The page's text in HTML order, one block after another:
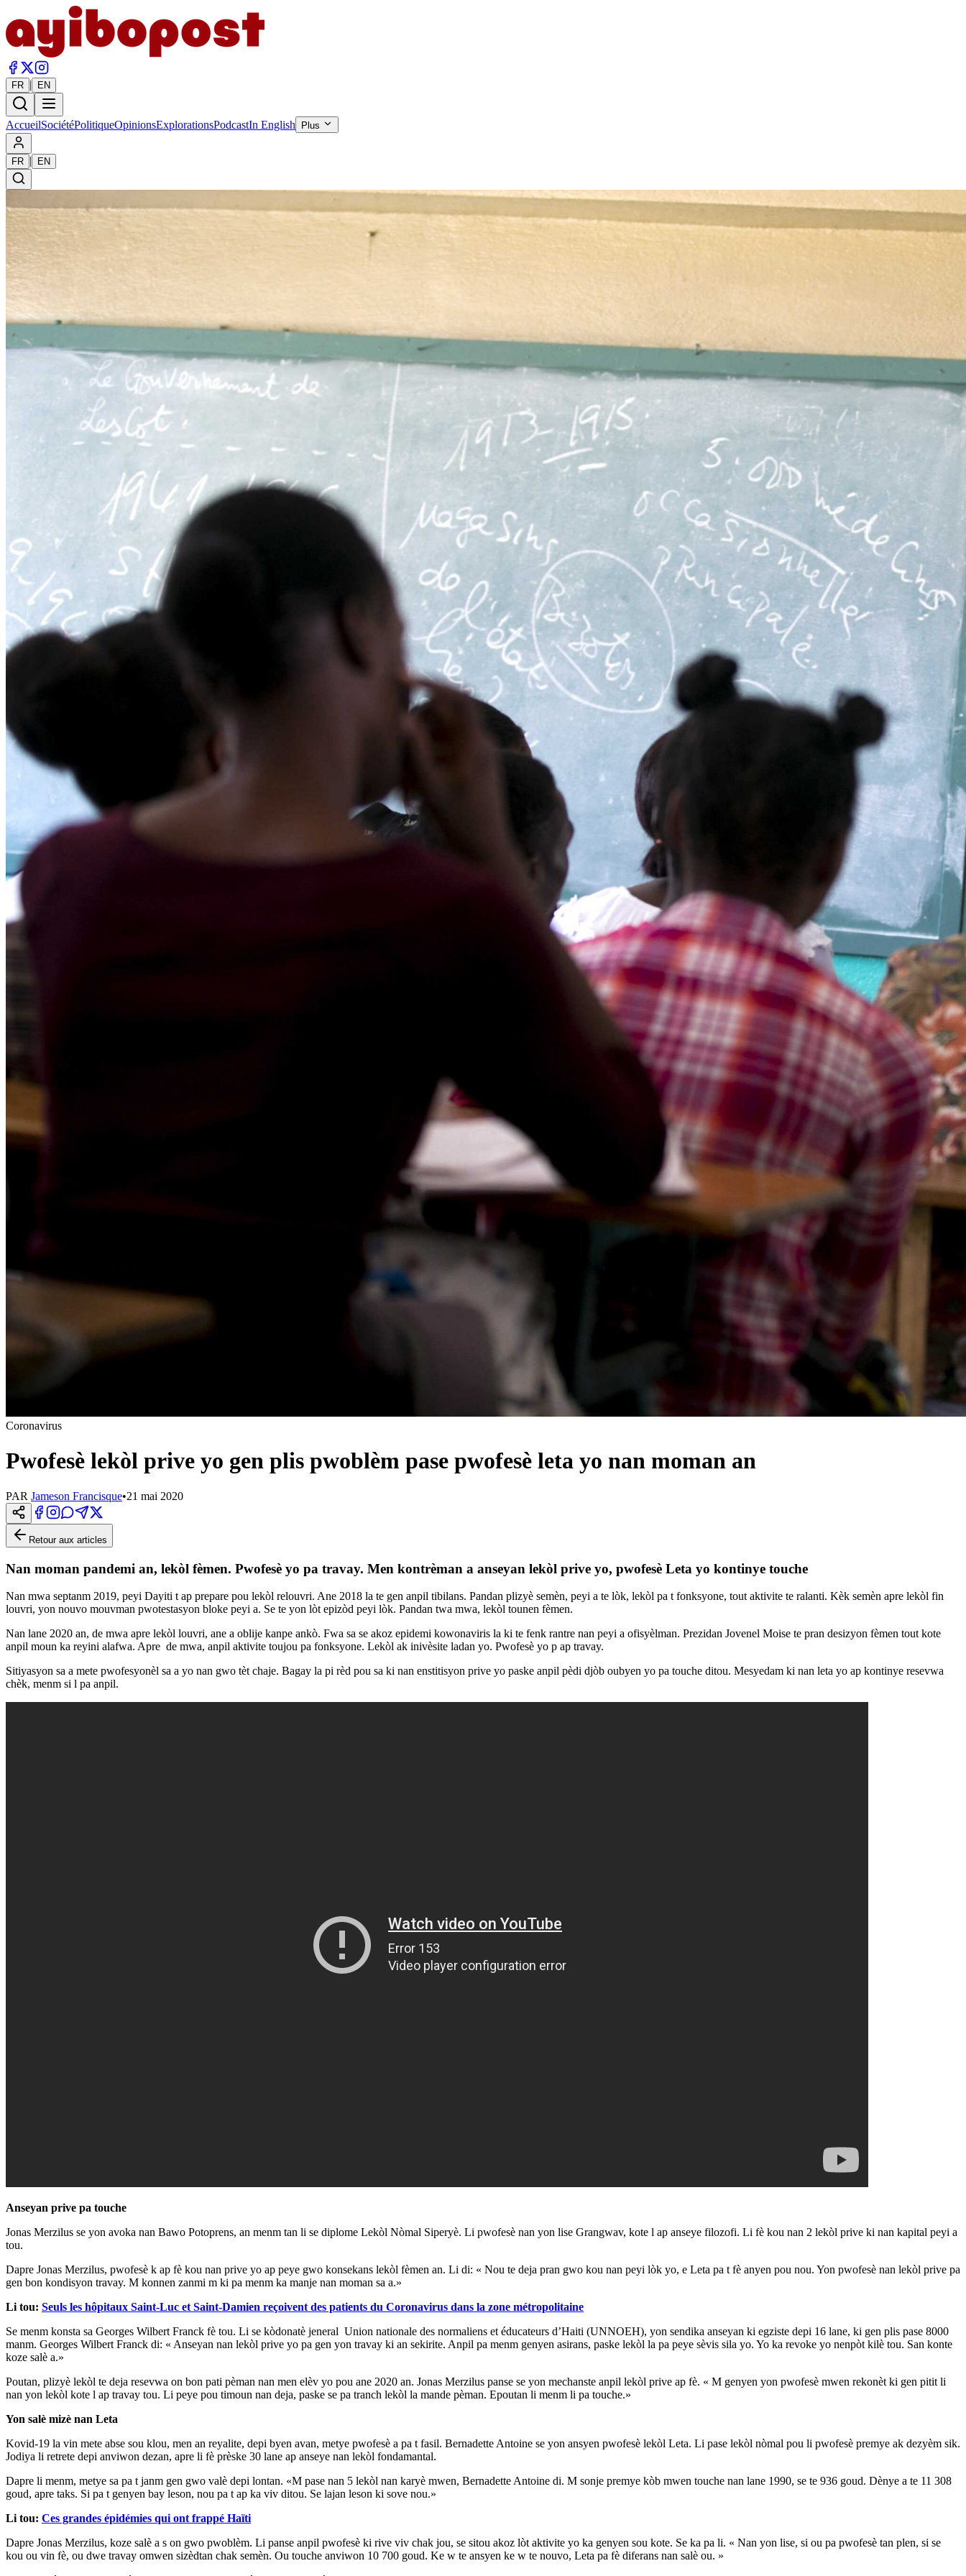
FR | EN
AccueilSociétéPolitiqueOpinionsExplorationsPodcastIn English Plus
FR | EN
Coronavirus
Pwofesè lekòl prive yo gen plis pwoblèm pase pwofesè leta yo nan moman an
PAR Jameson Francisque•21 mai 2020
Retour aux articles
Nan moman pandemi an, lekòl fèmen. Pwofesè yo pa travay. Men kontrèman a anseyan lekòl prive yo, pwofesè Leta yo kontinye touche
Nan mwa septanm 2019, peyi Dayiti t ap prepare pou lekòl relouvri. Ane 2018 la te gen anpil tibilans. Pandan plizyè semèn, peyi a te lòk, lekòl pa t fonksyone, tout aktivite te ralanti. Kèk semèn apre lekòl fin
louvri, yon nouvo mouvman pwotestasyon bloke peyi a. Se te yon lòt epizòd peyi lòk. Pandan twa mwa, lekòl tounen fèmen.
Nan lane 2020 an, de mwa apre lekòl louvri, ane a oblije kanpe ankò. Fwa sa se akoz epidemi kowonaviris la ki te fenk rantre nan peyi a ofisyèlman. Prezidan Jovenel Moise te pran desizyon fèmen tout kote
anpil moun ka reyini alafwa. Apre de mwa, anpil aktivite toujou pa fonksyone. Lekòl ak inivèsite ladan yo. Pwofesè yo p ap travay.
Sitiyasyon sa a mete pwofesyonèl sa a yo nan gwo tèt chaje. Bagay la pi rèd pou sa ki nan enstitisyon prive yo paske anpil pèdi djòb oubyen yo pa touche ditou. Mesyedam ki nan leta yo ap kontinye resevwa
chèk, menm si l pa anpil.
Anseyan prive pa touche
Jonas Merzilus se yon avoka nan Bawo Potoprens, an menm tan li se diplome Lekòl Nòmal Siperyè. Li pwofesè nan yon lise Grangwav, kote l ap anseye filozofi. Li fè kou nan 2 lekòl prive ki nan kapital peyi a
tou.
Dapre Jonas Merzilus, pwofesè k ap fè kou nan prive yo ap peye gwo konsekans lekòl fèmen an. Li di: « Nou te deja pran gwo kou nan peyi lòk yo, e Leta pa t fè anyen pou nou. Yon pwofesè nan lekòl prive pa
gen bon kondisyon travay. M konnen zanmi m ki pa menm ka manje nan moman sa a.»
Li tou: Seuls les hôpitaux Saint-Luc et Saint-Damien reçoivent des patients du Coronavirus dans la zone métropolitaine
Se menm konsta sa Georges Wilbert Franck fè tou. Li se kòdonatè jeneral Union nationale des normaliens et éducateurs d’Haiti (UNNOEH), yon sendika anseyan ki egziste depi 16 lane, ki gen plis pase 8000
manm. Georges Wilbert Franck di: « Anseyan nan lekòl prive yo pa gen yon travay ki an sekirite. Anpil pa menm genyen asirans, paske lekòl la pa peye sèvis sila yo. Yo ka revoke yo nenpòt kilè tou. San konte
koze salè a.»
Poutan, plizyè lekòl te deja resevwa on bon pati pèman nan men elèv yo pou ane 2020 an. Jonas Merzilus panse se yon mechanste anpil lekòl prive ap fè. « M genyen yon pwofesè mwen rekonèt ki gen pitit li
nan yon lekòl kote l ap travay tou. Li peye pou timoun nan deja, paske se pa tranch lekòl la mande pèman. Epoutan li menm li pa touche.»
Yon salè mizè nan Leta
Kovid-19 la vin mete abse sou klou, men an reyalite, depi byen avan, metye pwofesè a pa t fasil. Bernadette Antoine se yon ansyen pwofesè lekòl Leta. Li pase lekòl nòmal pou li pwofesè premye ak dezyèm sik.
Jodiya li retrete depi anviwon dezan, apre li fè prèske 30 lane ap anseye nan lekòl fondamantal.
Dapre li menm, metye sa pa t janm gen gwo valè depi lontan. «M pase nan 5 lekòl nan karyè mwen, Bernadette Antoine di. M sonje premye kòb mwen touche nan lane 1990, se te 936 goud. Dènye a te 11 308
goud, apre taks. Si pa t genyen bay leson, nou pa t ap ka viv ditou. Se lajan leson ki sove nou.»
Li tou: Ces grandes épidémies qui ont frappé Haïti
Dapre Jonas Merzilus, koze salè a s on gwo pwoblèm. Li panse anpil pwofesè ki rive viv chak jou, se sitou akoz lòt aktivite yo ka genyen sou kote. Se ka pa li. « Nan yon lise, si ou pa pwofesè tan plen, si se
kou ou vin fè, ou dwe travay omwen sizèdtan chak semèn. Ou touche anviwon 10 700 goud. Ke w te ansyen ke w te nouvo, Leta pa fè diferans nan salè ou. »